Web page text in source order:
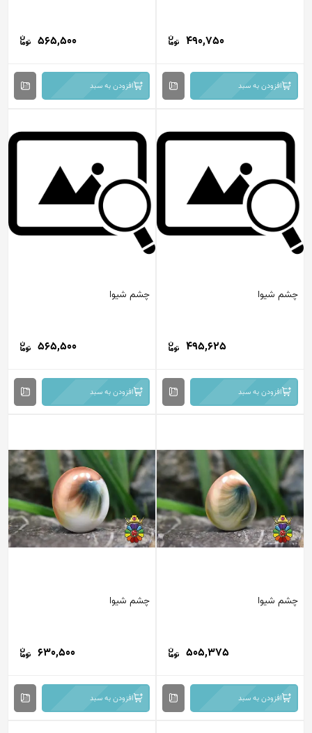
490,750
افزودن به سبد
565,500
افزودن به سبد
چشم شیوا
495,625
افزودن به سبد
چشم شیوا
565,500
افزودن به سبد
چشم شیوا
505,375
افزودن به سبد
چشم شیوا
630,500
افزودن به سبد